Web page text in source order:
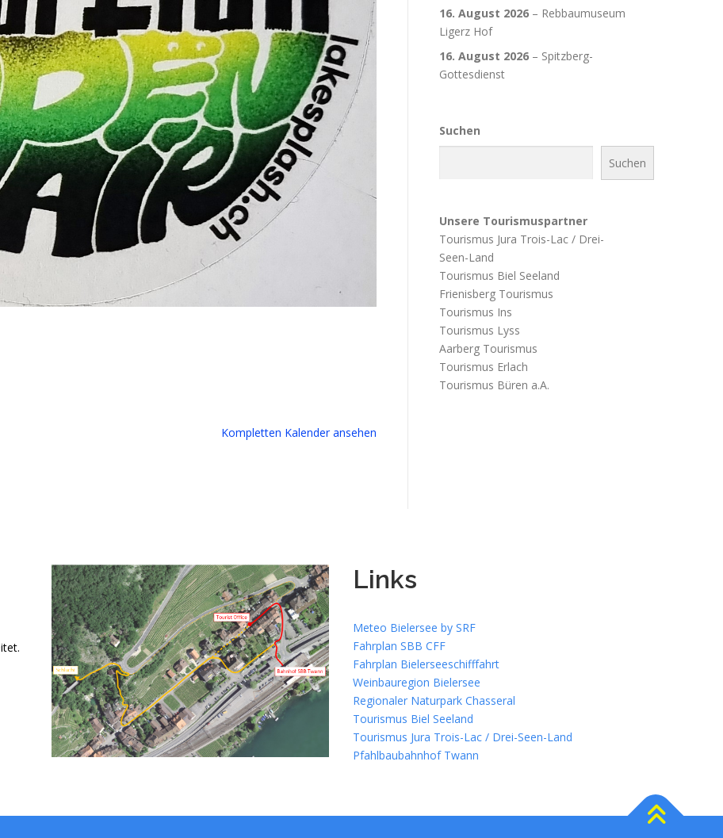
Kompletten Kalender ansehen
16. August 2026 – Rebbaumuseum
Ligerz Hof
16. August 2026 – Spitzberg-
Gottesdienst
Suchen
Suchen
Unsere Tourismuspartner
Tourismus Jura Trois-Lac / Drei-
Seen-Land
Tourismus Biel Seeland
Frienisberg Tourismus
Tourismus Ins
Tourismus Lyss
Aarberg Tourismus
Tourismus Erlach
Tourismus Büren a.A.
Links
Meteo Bielersee by SRF
Fahrplan SBB CFF
Fahrplan Bielerseeschifffahrt
Weinbauregion Bielersee
Regionaler Naturpark Chasseral
Tourismus Biel Seeland
Tourismus Jura Trois-Lac / Drei-Seen-Land
Pfahlbaubahnhof Twann